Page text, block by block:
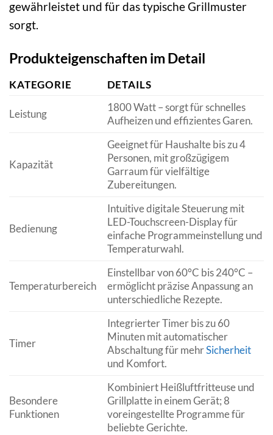
gewährleistet und für das typische Grillmuster
sorgt.
Produkteigenschaften im Detail
KATEGORIE DETAILS
Leistung
1800 Watt – sorgt für schnelles
Aufheizen und effizientes Garen.
Kapazität
Geeignet für Haushalte bis zu 4
Personen, mit großzügigem
Garraum für vielfältige
Zubereitungen.
Bedienung
Intuitive digitale Steuerung mit
LED-Touchscreen-Display für
einfache Programmeinstellung und
Temperaturwahl.
Temperaturbereich
Einstellbar von 60°C bis 240°C –
ermöglicht präzise Anpassung an
unterschiedliche Rezepte.
Timer
Integrierter Timer bis zu 60
Minuten mit automatischer
Abschaltung für mehrSicherheit
und Komfort.
Besondere
Funktionen
Kombiniert Heißluftfritteuse und
Grillplatte in einem Gerät; 8
voreingestellte Programme für
beliebte Gerichte.